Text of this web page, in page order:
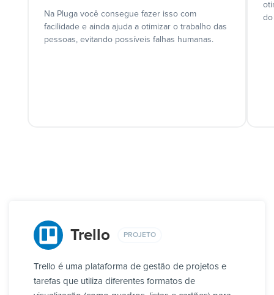
Na Pluga você consegue fazer isso com
facilidade e ainda ajuda a otimizar o trabalho das
pessoas, evitando possíveis falhas humanas.
do
Trello PROJETO
Trello é uma plataforma de gestão de projetos e
tarefas que utiliza diferentes formatos de